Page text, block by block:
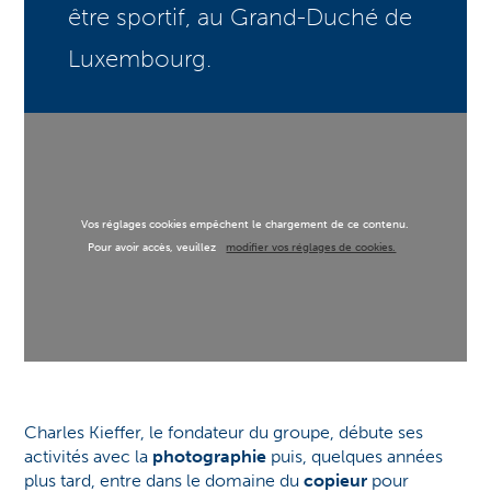
être sportif, au Grand-Duché de
Luxembourg.
Vos réglages cookies empêchent le chargement de ce contenu.
Pour avoir accès, veuillez
modifier vos réglages de cookies.
Charles Kieffer, le fondateur du groupe, débute ses
activités avec la photographie puis, quelques années
plus tard, entre dans le domaine ducopieur pour